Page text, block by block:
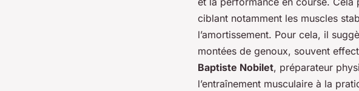
ciblant notamment les muscles
l’amortissement. Pour cela, il
montées de genoux, souvent
Baptiste Nobilet, préparateur
l’entraînement musculaire à la